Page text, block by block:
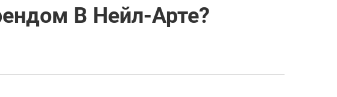
В Нейл-Арте?